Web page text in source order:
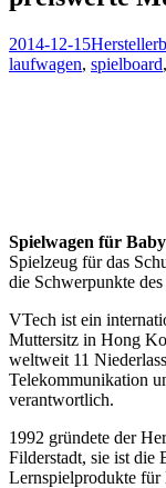
2014-12-15Hersteller
laufwagen, spielboard,
Spielwagen für
Spielzeug für das
die Schwerpunkte
VTech ist ein
Muttersitz in Hong
weltweit 11
Telekommunikation
verantwortlich.
1992 gründete der
Filderstadt, sie ist die
Lernspielprodukte